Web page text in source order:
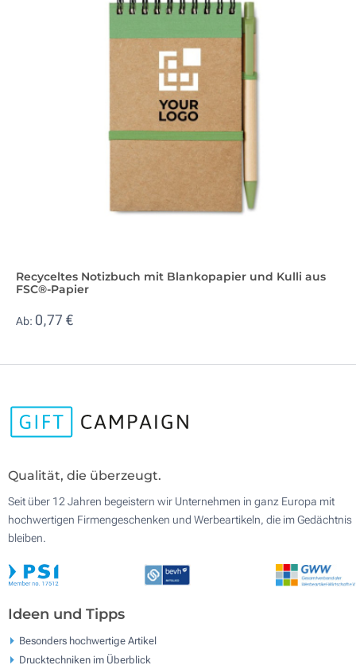
Recyceltes Notizbuch mit Blankopapier und Kulli aus
FSC®-Papier
Ab: 0,77 €
Qualität, die überzeugt.
Seit über 12 Jahren begeistern wir Unternehmen in ganz Europa mit
hochwertigen Firmengeschenken und Werbeartikeln, die im Gedächtnis
bleiben.
Ideen und Tipps
Besonders hochwertige Artikel
Drucktechniken im Überblick